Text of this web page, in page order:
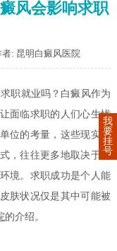
风会影响求职
者: 昆明白癜风医院
职就业吗？白癜风作为
面临求职的人们心生忧
位的考量，这些现实问
，往往更多地取决于个
境。求职成功是个人能
肤状况仅是其中可能被
的介绍。
我
要
挂
号